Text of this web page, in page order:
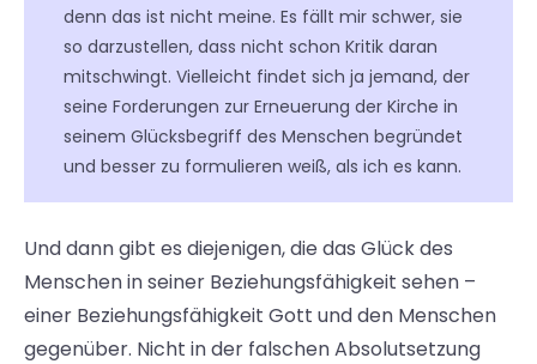
denn das ist nicht meine. Es fällt mir schwer, sie
so darzustellen, dass nicht schon Kritik daran
mitschwingt. Vielleicht findet sich ja jemand, der
seine Forderungen zur Erneuerung der Kirche in
seinem Glücksbegriff des Menschen begründet
und besser zu formulieren weiß, als ich es kann.
Und dann gibt es diejenigen, die das Glück des
Menschen in seiner Beziehungsfähigkeit sehen –
einer Beziehungsfähigkeit Gott und den Menschen
gegenüber. Nicht in der falschen Absolutsetzung